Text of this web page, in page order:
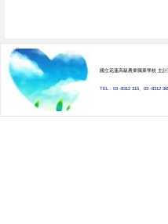
國立花蓮高級農業職業學校 主計
TEL : 03 -8312 315、03 -8312